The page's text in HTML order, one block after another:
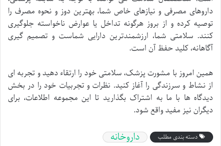
داروهای مصرفی و نیازهای خاص شما، بهترین دوز و نحوه مصرف را
توصیه کرده و از بروز هرگونه تداخل یا عوارض ناخواسته جلوگیری
کنند. سلامتی شما، ارزشمندترین دارایی شماست و تصمیم گیری
آگاهانه، کلید حفظ آن است.
همین امروز با مشورت پزشک، سلامتی خود را ارتقاء دهید و تجربه ای
از نشاط و سرزندگی را آغاز کنید. نظرات و تجربیات خود را در بخش
دیدگاه ها با ما به اشتراک بگذارید تا این مجموعه اطلاعات، برای
دیگران نیز مفید واقع شود.
دسته بندی مطلب داروخانه